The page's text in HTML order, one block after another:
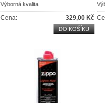
Výborná kvalita
329,00 Kč
Cena:
DO KOŠÍKU